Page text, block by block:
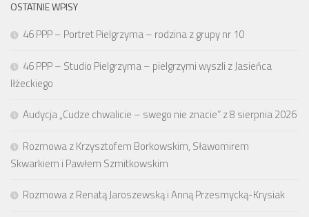
OSTATNIE WPISY
46 PPP – Portret Pielgrzyma – rodzina z grupy nr 10
46 PPP – Studio Pielgrzyma – pielgrzymi wyszli z Jasieńca
Iłżeckiego
Audycja „Cudze chwalicie – swego nie znacie” z 8 sierpnia 2026
Rozmowa z Krzysztofem Borkowskim, Sławomirem
Skwarkiem i Pawłem Szmitkowskim
Rozmowa z Renatą Jaroszewską i Anną Przesmycką-Krysiak